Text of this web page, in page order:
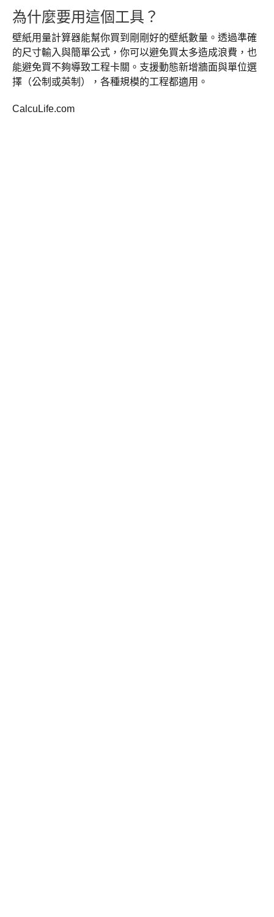
為什麼要用這個工具？
壁紙用量計算器能幫你買到剛剛好的壁紙數量。透過準確
的尺寸輸入與簡單公式，你可以避免買太多造成浪費，也
能避免買不夠導致工程卡關。支援動態新增牆面與單位選
擇（公制或英制），各種規模的工程都適用。
CalcuLife.com